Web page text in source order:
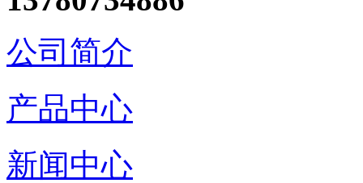
公司简介
产品中心
新闻中心